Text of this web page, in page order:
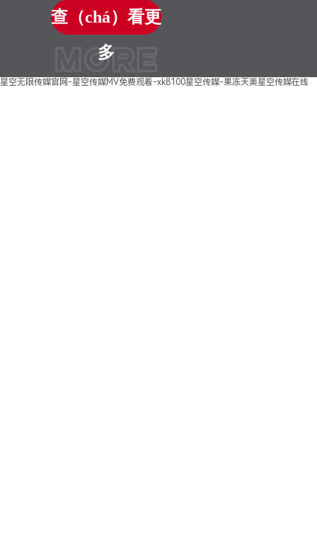
查（chá）看更
多
MORE
星空无限传媒官网-星空传媒MV免费观看-xk8100星空传媒-果冻天美星空传媒在线